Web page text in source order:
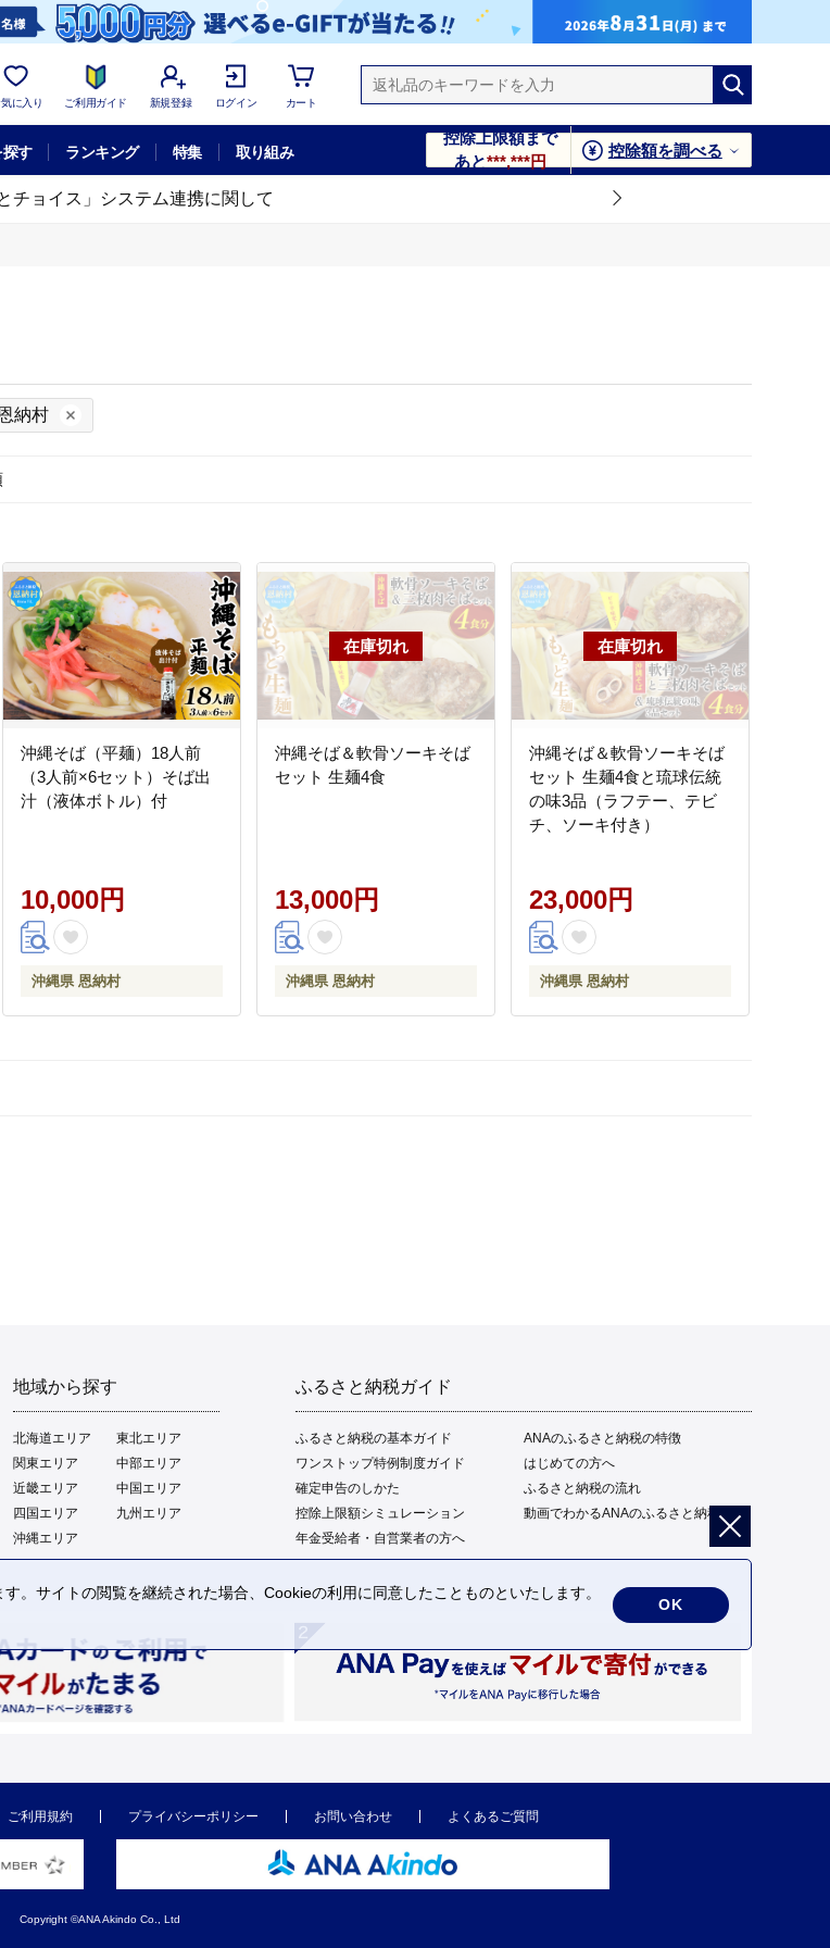
に入り ご利用ガイド 新規登録 ログイン カート
す ランキング 特集 取り組み
控除上限額まで
あと***,***円
控除額を調べる
チョイス」システム連携に関して
納村
沖縄そば（平麺）18人前
（3人前×6セット）そば出
汁（液体ボトル）付
10,000円
沖縄県 恩納村
沖縄そば＆軟骨ソーキそば
セット 生麺4食
13,000円
沖縄県 恩納村
沖縄そば＆軟骨ソーキそば
セット 生麺4食と琉球伝統
の味3品（ラフテー、テビ
チ、ソーキ付き）
23,000円
沖縄県 恩納村
地域から探す
北海道エリア
東北エリア
関東エリア
中部エリア
近畿エリア
中国エリア
四国エリア
九州エリア
沖縄エリア
ふるさと納税ガイド
ふるさと納税の基本ガイド
ANAのふるさと納税の特徴
ワンストップ特例制度ガイド
はじめての方へ
確定申告のしかた
ふるさと納税の流れ
控除上限額シミュレーション
動画でわかるANAのふるさと納税
年金受給者・自営業者の方へ
ご利用規約 プライバシーポリシー お問い合わせ よくあるご質問
Copyright ©ANA Akindo Co., Ltd
。サイトの閲覧を継続された場合、Cookieの利用に同意したことものといたします。
OK